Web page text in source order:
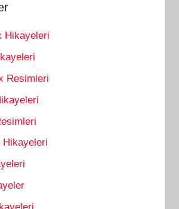
Hikayeleri
Resimleri
Hikayeleri